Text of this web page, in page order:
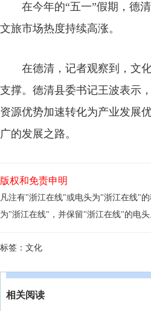
在今年的“五一”假期，德清
文旅市场热度持续高涨。
在德清，记者观察到，文化
支撑。德清县委书记王波表示
资源优势加速转化为产业发展
广的发展之路。
版权和免责申明
凡注有"浙江在线"或电头为"浙江在线"
为"浙江在线"，并保留"浙江在线"的电头
标签： 文化
相关阅读